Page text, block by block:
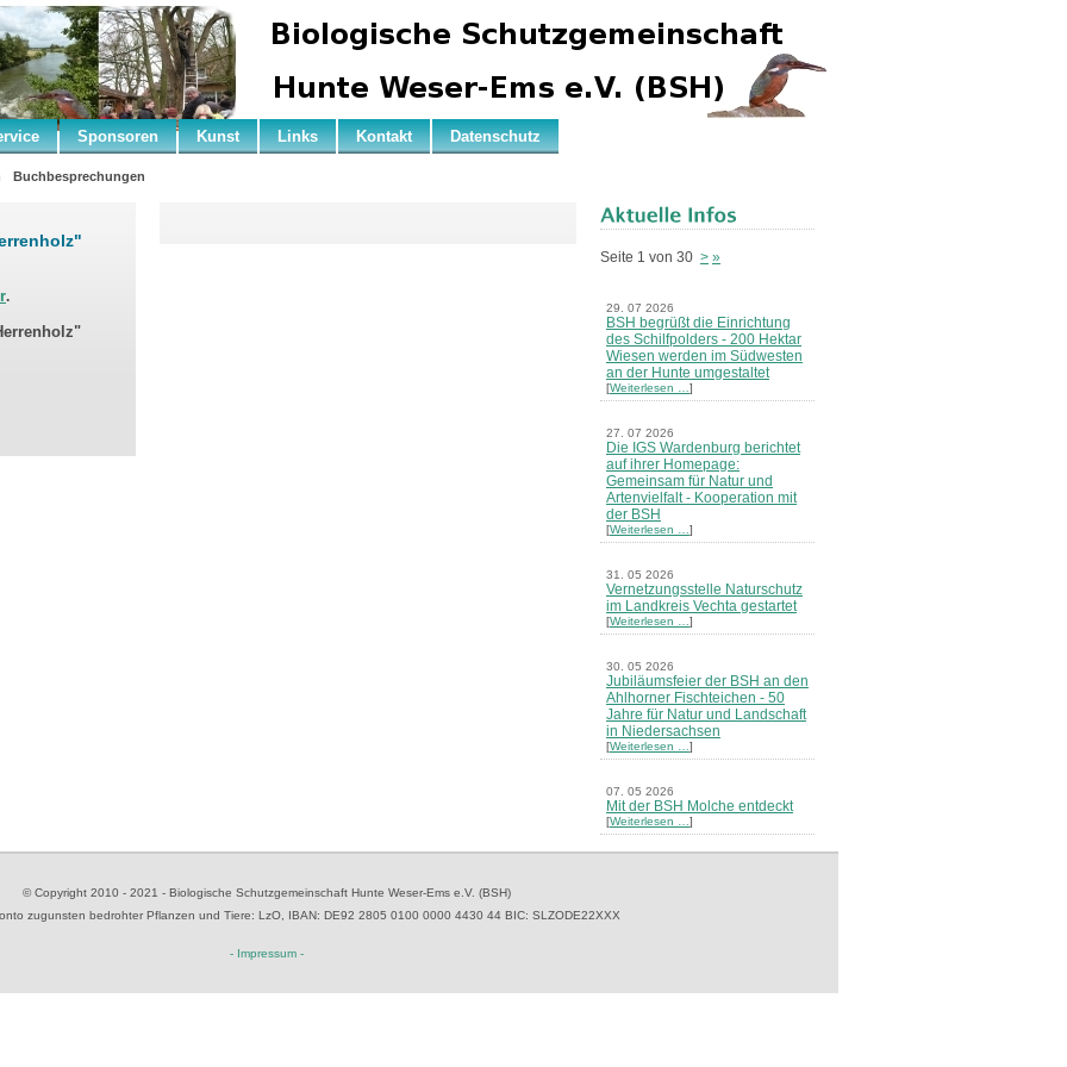
Sponsoren Kunst Links Kontakt Datenschutz
Buchbesprechungen
.
Seite 1 von 30 > »
29. 07 2026
BSH begrüßt die Einrichtung
des Schilfpolders - 200 Hektar
Wiesen werden im Südwesten
an der Hunte umgestaltet
[Weiterlesen … ]
27. 07 2026
Die IGS Wardenburg berichtet
auf ihrer Homepage:
Gemeinsam für Natur und
Artenvielfalt - Kooperation mit
der BSH
[Weiterlesen … ]
31. 05 2026
Vernetzungsstelle Naturschutz
im Landkreis Vechta gestartet
[Weiterlesen … ]
30. 05 2026
Jubiläumsfeier der BSH an den
Ahlhorner Fischteichen - 50
Jahre für Natur und Landschaft
in Niedersachsen
[Weiterlesen … ]
07. 05 2026
Mit der BSH Molche entdeckt
[Weiterlesen … ]
[Weiterlesen …
© Copyright 2010 - 2021 - Biologische Schutzgemeinschaft Hunte Weser-Ems e.V. (BSH)
zugunsten bedrohter Pflanzen und Tiere: LzO, IBAN: DE92 2805 0100 0000 4430 44 BIC: SLZODE22XXX
- Impressum -